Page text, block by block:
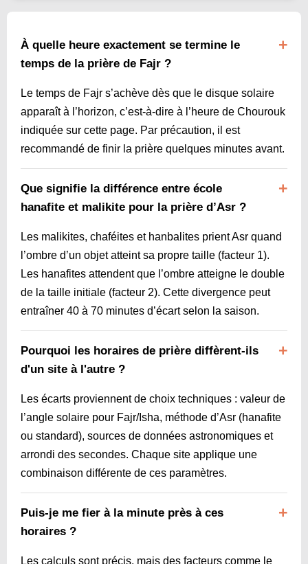
À quelle heure exactement se termine le
temps de la prière de Fajr ?
Le temps de Fajr s’achève dès que le disque solaire
apparaît à l’horizon, c’est-à-dire à l’heure de Chourouk
indiquée sur cette page. Par précaution, il est
recommandé de finir la prière quelques minutes avant.
Que signifie la différence entre école
hanafite et malikite pour la prière d’Asr ?
Les malikites, chaféites et hanbalites prient Asr quand
l’ombre d’un objet atteint sa propre taille (facteur 1).
Les hanafites attendent que l’ombre atteigne le double
de la taille initiale (facteur 2). Cette divergence peut
entraîner 40 à 70 minutes d’écart selon la saison.
Pourquoi les horaires de prière diffèrent-ils
d'un site à l'autre ?
Les écarts proviennent de choix techniques : valeur de
l’angle solaire pour Fajr/Isha, méthode d’Asr (hanafite
ou standard), sources de données astronomiques et
arrondi des secondes. Chaque site applique une
combinaison différente de ces paramètres.
Puis-je me fier à la minute près à ces
horaires ?
Les calculs sont précis, mais des facteurs comme le